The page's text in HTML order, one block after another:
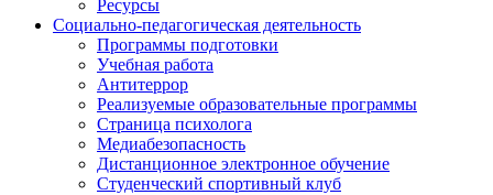
Ресурсы
Социально-педагогическая деятельность
Программы подготовки
Учебная работа
Антитеррор
Реализуемые образовательные программы
Страница психолога
Медиабезопасность
Дистанционное электронное обучение
Студенческий спортивный клуб